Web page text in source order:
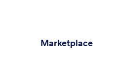
Marketplace